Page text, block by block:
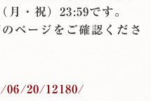
月・祝）23:59です。
ページをご確認くださ
20/12180/